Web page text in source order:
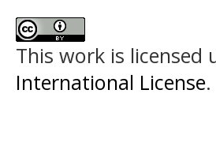
This work is licensed
International License.